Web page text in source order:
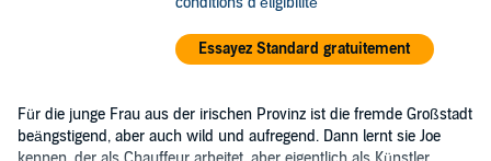
Essayez Standard gratuitement
Für die junge Frau aus der irischen Provinz ist die fremde Großstadt
beängstigend, aber auch wild und aufregend. Dann lernt sie Joe